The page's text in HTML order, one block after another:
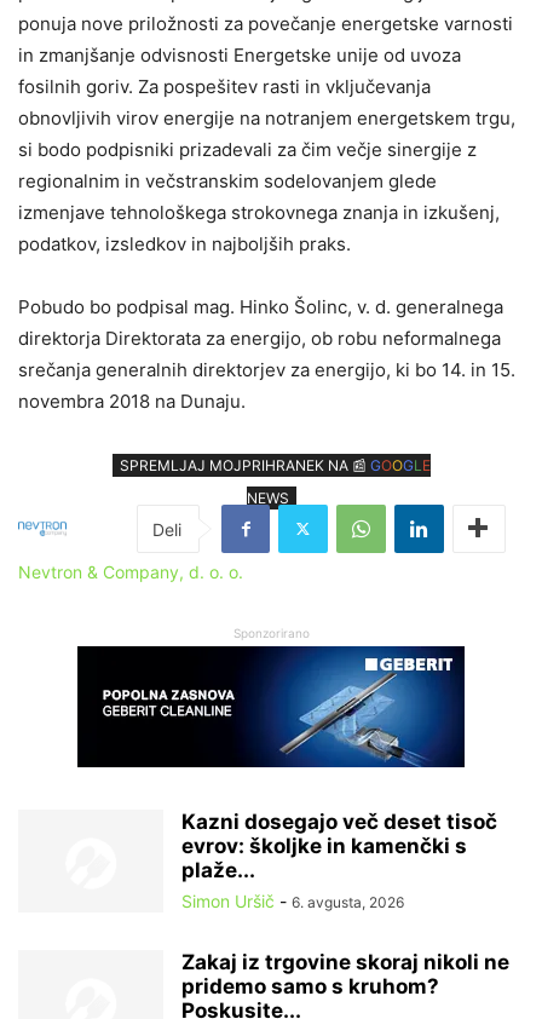
ponuja nove priložnosti za povečanje energetske varnosti
in zmanjšanje odvisnosti Energetske unije od uvoza
fosilnih goriv. Za pospešitev rasti in vključevanja
obnovljivih virov energije na notranjem energetskem trgu,
si bodo podpisniki prizadevali za čim večje sinergije z
regionalnim in večstranskim sodelovanjem glede
izmenjave tehnološkega strokovnega znanja in izkušenj,
podatkov, izsledkov in najboljših praks.
Pobudo bo podpisal mag. Hinko Šolinc, v. d. generalnega
direktorja Direktorata za energijo, ob robu neformalnega
srečanja generalnih direktorjev za energijo, ki bo 14. in 15.
novembra 2018 na Dunaju.
SPREMLJAJ MOJPRIHRANEK NA 📰 GOOGL E
NEWS
Nevtron & Company, d. o. o.
Sponzorirano
Kazni dosegajo več deset tisoč
evrov: školjke in kamenčki s
plaže...
Simon Uršič - 6. avgusta, 2026
Zakaj iz trgovine skoraj nikoli ne
pridemo samo s kruhom?
Poskusite...